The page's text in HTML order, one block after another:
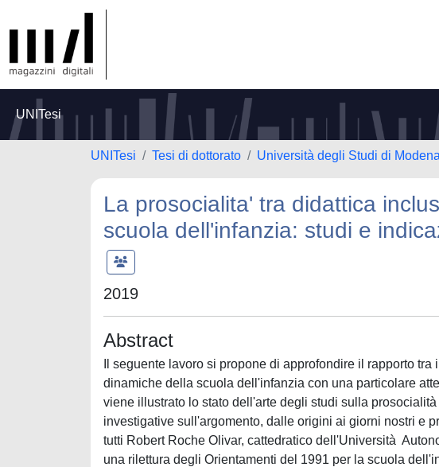
UNITesi
UNITesi Tesi di dottorato Università degli Studi di
La prosocialita' tra didattica
scuola dell'infanzia: studi e
2019
Abstract
Il seguente lavoro si propone di approfondire il rapporto
dinamiche della scuola dell'infanzia con una particolare
viene illustrato lo stato dell'arte degli studi sulla
investigative sull'argomento, dalle origini ai giorni nostri e
tutti Robert Roche Olivar, cattedratico dell'Università
una rilettura degli Orientamenti del 1991 per la scuola